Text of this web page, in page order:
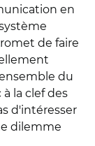
en
de faire
du
la clef des
d'intéresser
dilemme